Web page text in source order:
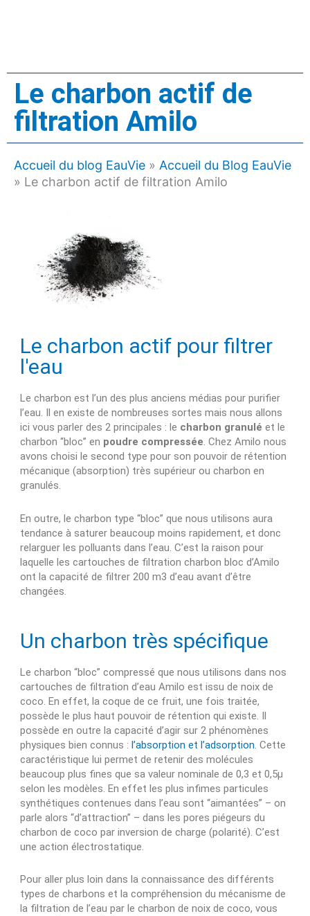
Le charbon actif de
filtration Amilo
Accueil du blog EauVie» Accueil du Blog EauVie
» Le charbon actif de filtration Amilo
Le charbon actif pour filtrer
l'eau
Le charbon est l’un des plus anciens médias pour purifier
l’eau. Il en existe de nombreuses sortes mais nous allons
ici vous parler des 2 principales : le charbon granulé et le
charbon “bloc” en poudre compressée. Chez Amilo nous
avons choisi le second type pour son pouvoir de rétention
mécanique (absorption) très supérieur ou charbon en
granulés.
En outre, le charbon type “bloc” que nous utilisons aura
tendance à saturer beaucoup moins rapidement, et donc
relarguer les polluants dans l’eau. C’est la raison pour
laquelle les cartouches de filtration charbon bloc d’Amilo
ont la capacité de filtrer 200 m3 d’eau avant d’être
changées.
Un charbon très spécifique
Le charbon “bloc” compressé que nous utilisons dans nos
cartouches de filtration d’eau Amilo est issu de noix de
coco. En effet, la coque de ce fruit, une fois traitée,
possède le plus haut pouvoir de rétention qui existe. Il
possède en outre la capacité d’agir sur 2 phénomènes
physiques bien connus : l’absorption et l’adsorption. Cette
caractéristique lui permet de retenir des molécules
beaucoup plus fines que sa valeur nominale de 0,3 et 0,5µ
selon les modèles. En effet les plus infimes particules
synthétiques contenues dans l’eau sont “aimantées” – on
parle alors “d’attraction” – dans les pores piégeurs du
charbon de coco par inversion de charge (polarité). C’est
une action électrostatique.
Pour aller plus loin dans la connaissance des différents
types de charbons et la compréhension du mécanisme de
la filtration de l’eau par le charbon de noix de coco, vous